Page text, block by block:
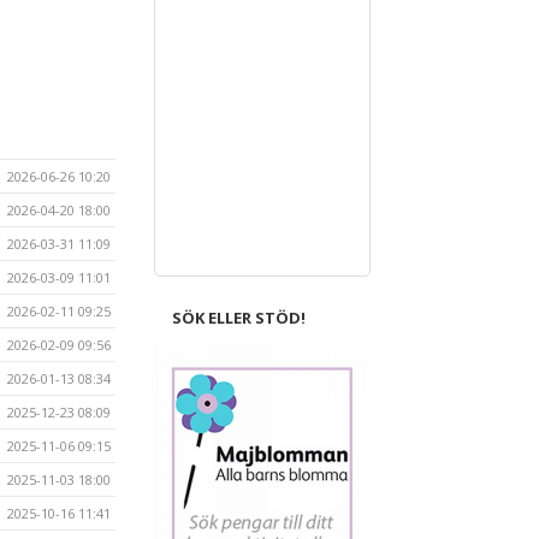
2026-06-26 10:20
2026-04-20 18:00
2026-03-31 11:09
2026-03-09 11:01
2026-02-11 09:25
2026-02-09 09:56
2026-01-13 08:34
2025-12-23 08:09
2025-11-06 09:15
2025-11-03 18:00
2025-10-16 11:41
SÖK ELLER STÖD!